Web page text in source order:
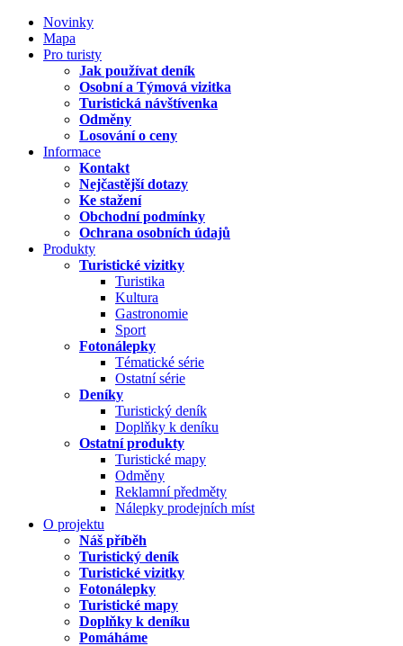
Novinky
Mapa
Pro turisty
Jak používat deník
Osobní a Týmová vizitka
Turistická návštívenka
Odměny
Losování o ceny
Informace
Kontakt
Nejčastější dotazy
Ke stažení
Obchodní podmínky
Ochrana osobních údajů
Produkty
Turistické vizitky
Turistika
Kultura
Gastronomie
Sport
Fotonálepky
Tématické série
Ostatní série
Deníky
Turistický deník
Doplňky k deníku
Ostatní produkty
Turistické mapy
Odměny
Reklamní předměty
Nálepky prodejních míst
O projektu
Náš příběh
Turistický deník
Turistické vizitky
Fotonálepky
Turistické mapy
Doplňky k deníku
Pomáháme